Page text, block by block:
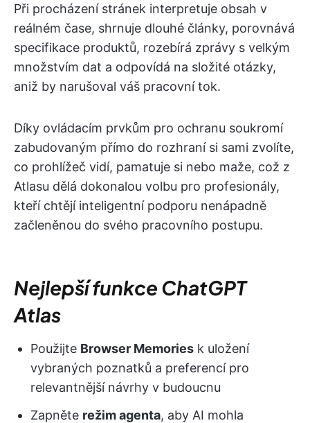
Při procházení stránek interpretuje obsah v
reálném čase, shrnuje dlouhé články, porovnává
specifikace produktů, rozebírá zprávy s velkým
množstvím dat a odpovídá na složité otázky,
aniž by narušoval váš pracovní tok.
Díky ovládacím prvkům pro ochranu soukromí
zabudovaným přímo do rozhraní si sami zvolíte,
co prohlížeč vidí, pamatuje si nebo maže, což z
Atlasu dělá dokonalou volbu pro profesionály,
kteří chtějí inteligentní podporu nenápadně
začleněnou do svého pracovního postupu.
Nejlepší funkce ChatGPT
Atlas
Použijte Browser Memories k uložení
vybraných poznatků a preferencí pro
relevantnější návrhy v budoucnu
Zapněte režim agenta, aby AI mohla